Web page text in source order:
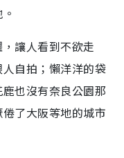
讓人看到不欲走
自拍；懶洋洋的袋
也沒有奈良公園那
了大阪等地的城市